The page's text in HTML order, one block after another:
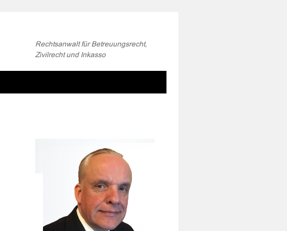
Rechtsanwalt für Betreuungsrecht,
Zivilrecht und Inkasso